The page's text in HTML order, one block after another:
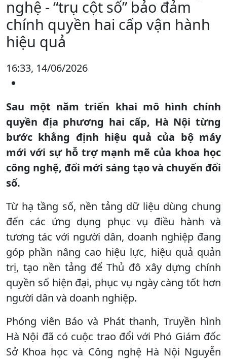
nghệ - “trụ cột số” bảo đảm
chính quyền hai cấp vận hành
hiệu quả
16:33, 14/06/2026
Sau một năm triển khai mô hình chính
quyền địa phương hai cấp, Hà Nội từng
bước khẳng định hiệu quả của bộ máy
mới với sự hỗ trợ mạnh mẽ của khoa học
công nghệ, đổi mới sáng tạo và chuyển đổi
số.
Từ hạ tầng số, nền tảng dữ liệu dùng chung
đến các ứng dụng phục vụ điều hành và
tương tác với người dân, doanh nghiệp đang
góp phần nâng cao hiệu lực, hiệu quả quản
trị, tạo nền tảng để Thủ đô xây dựng chính
quyền số hiện đại, phục vụ ngày càng tốt hơn
người dân và doanh nghiệp.
Phóng viên Báo và Phát thanh, Truyền hình
Hà Nội đã có cuộc trao đổi với Phó Giám đốc
Sở Khoa học và Công nghệ Hà Nội Nguyễn